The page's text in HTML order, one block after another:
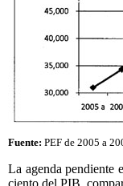
Fuente: PEF de 2005 a
La agenda pendiente